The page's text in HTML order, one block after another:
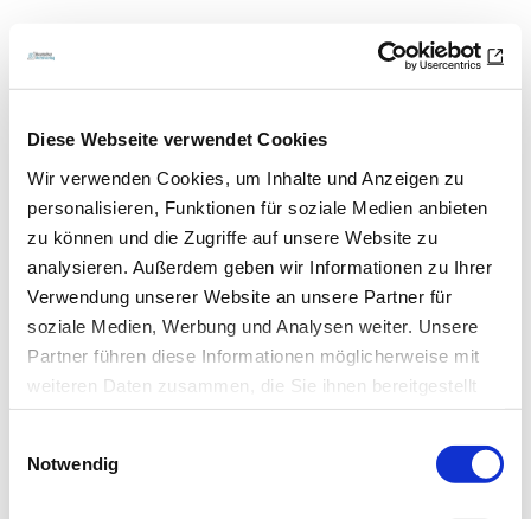
Diese Webseite verwendet Cookies
Wir verwenden Cookies, um Inhalte und Anzeigen zu
personalisieren, Funktionen für soziale Medien anbieten
zu können und die Zugriffe auf unsere Website zu
analysieren. Außerdem geben wir Informationen zu Ihrer
Verwendung unserer Website an unsere Partner für
soziale Medien, Werbung und Analysen weiter. Unsere
Partner führen diese Informationen möglicherweise mit
weiteren Daten zusammen, die Sie ihnen bereitgestellt
haben oder die sie im Rahmen Ihrer Nutzung der Dienste
Notwendig
Newsletter­anmeldung
Bleiben Sie auf dem Laufenden. Der MT-Dialog-
Newsletter informiert Sie jede Woche kostenfrei
über die wichtigsten Branchen-News, aktuelle
Themen und die neusten Stellenangebote.
E-Mail-Adresse
Ich habe die Hinweise zum gelesen.*